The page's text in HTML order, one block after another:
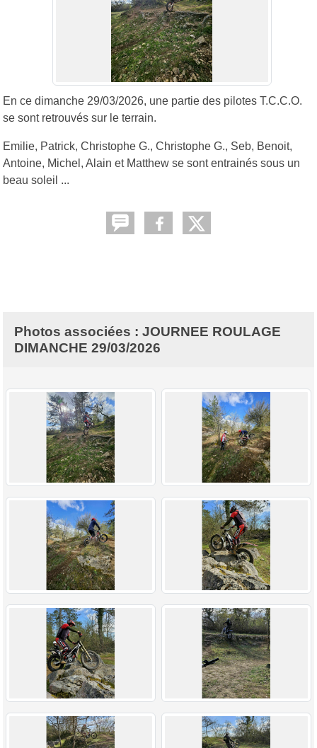
En ce dimanche 29/03/2026, une partie des pilotes T.C.C.O.
se sont retrouvés sur le terrain.
Emilie, Patrick, Christophe G., Christophe G., Seb, Benoit,
Antoine, Michel, Alain et Matthew se sont entrainés sous un
beau soleil ...
Photos associées : JOURNEE ROULAGE
DIMANCHE 29/03/2026